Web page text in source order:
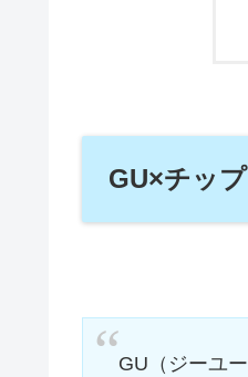
GU×チッ
GU（ジーユ